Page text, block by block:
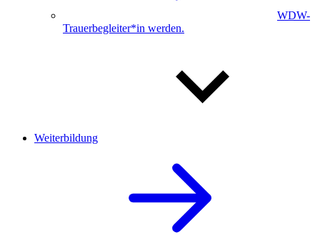
WDW-
Trauerbegleiter*in werden.
Weiterbildung